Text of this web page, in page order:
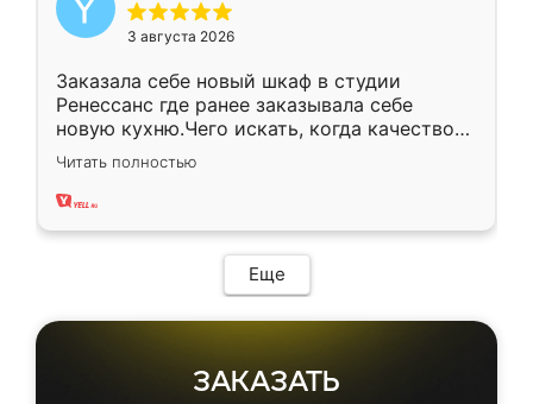
3 августа 2026
Заказала себе новый шкаф в студии
Ренессанс где ранее заказывала себе
новую кухню.Чего искать, когда качеством
вполне довольна. Служит кухня уже почти
два года, нареканий нет.
Читать полностью
Еще
ЗАКАЗАТЬ